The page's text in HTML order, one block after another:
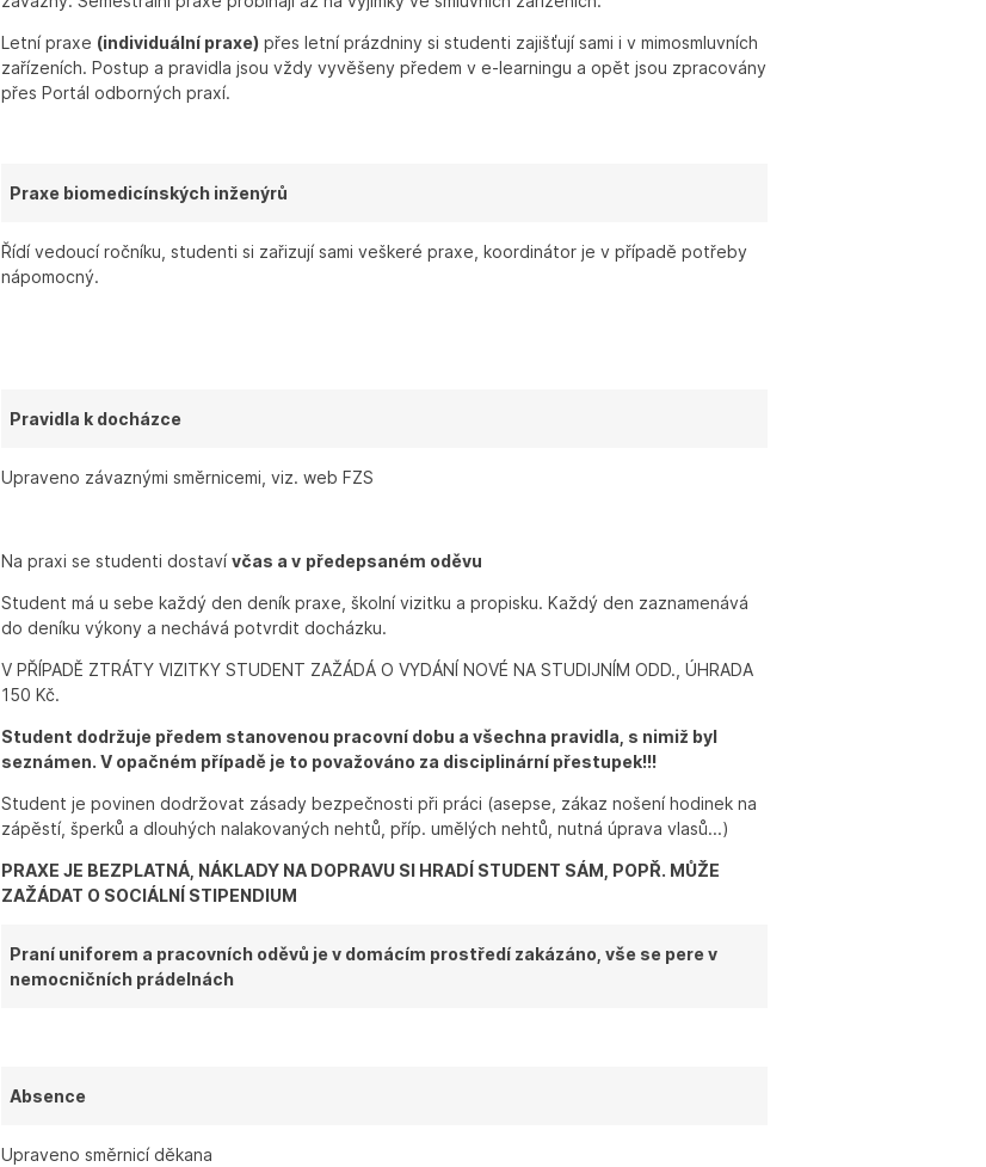
Letní praxe (individuální praxe) přes letní prázdniny si studenti zajišťují sami i v mimosmluvních
zařízeních. Postup a pravidla jsou vždy vyvěšeny předem v e-learningu a opět jsou zpracovány
přes Portál odborných praxí.
Praxe biomedicínských inženýrů
Řídí vedoucí ročníku, studenti si zařizují sami veškeré praxe, koordinátor je v případě potřeby
nápomocný.
Pravidla k docházce
Upraveno závaznými směrnicemi, viz. web FZS
Na praxi se studenti dostavívčas a v předepsaném oděvu
Student má u sebe každý den deník praxe, školní vizitku a propisku. Každý den zaznamenává
do deníku výkony a nechává potvrdit docházku.
V PŘÍPADĚ ZTRÁTY VIZITKY STUDENT ZAŽÁDÁ O VYDÁNÍ NOVÉ NA STUDIJNÍM ODD., ÚHRADA
150 Kč.
Student dodržuje předem stanovenou pracovní dobu a všechna pravidla, s nimiž byl
seznámen. V opačném případě je to považováno za disciplinární přestupek!!!
Student je povinen dodržovat zásady bezpečnosti při práci (asepse, zákaz nošení hodinek na
zápěstí, šperků a dlouhých nalakovaných nehtů, příp. umělých nehtů, nutná úprava vlasů...)
PRAXE JE BEZPLATNÁ, NÁKLADY NA DOPRAVU SI HRADÍ STUDENT SÁM, POPŘ. MŮŽE
ZAŽÁDAT O SOCIÁLNÍ STIPENDIUM
Praní uniforem a pracovních oděvů je v domácím prostředí zakázáno, vše se pere v
nemocničních prádelnách
Absence
Upraveno směrnicí děkana